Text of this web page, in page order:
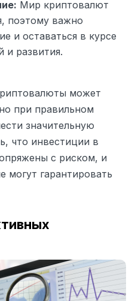
Мир криптовалют
поэтому важно
и оставаться в курсе
и развития.
может
при правильном
значительную
что инвестиции в
с риском, и
могут гарантировать